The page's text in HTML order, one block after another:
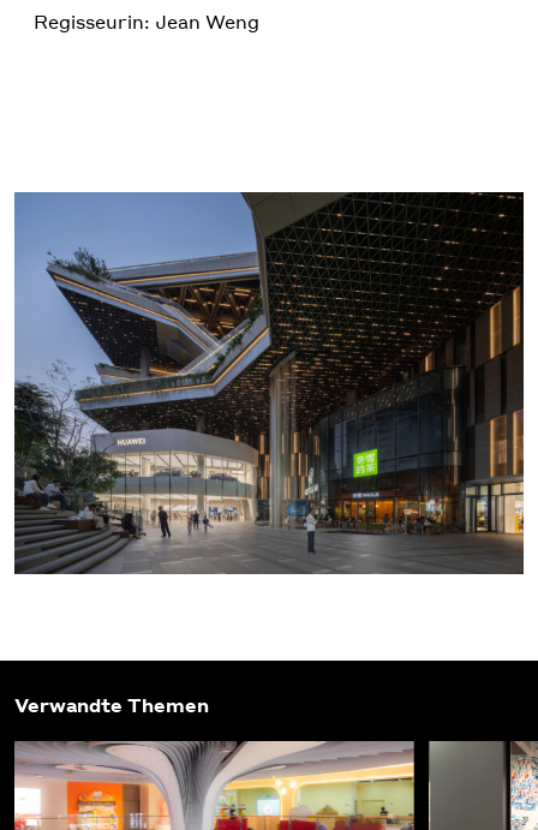
Regisseurin: Jean Weng
Verwandte Themen